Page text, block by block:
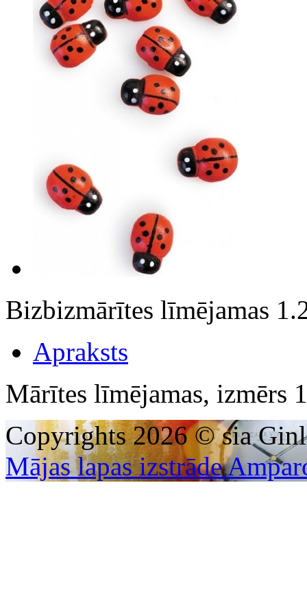
Bizbizmārītes līmējamas
Apraksts
Mārītes līmējamas, izmērs
Copyrights 2026 © sia
Mājas lapas izstrāde